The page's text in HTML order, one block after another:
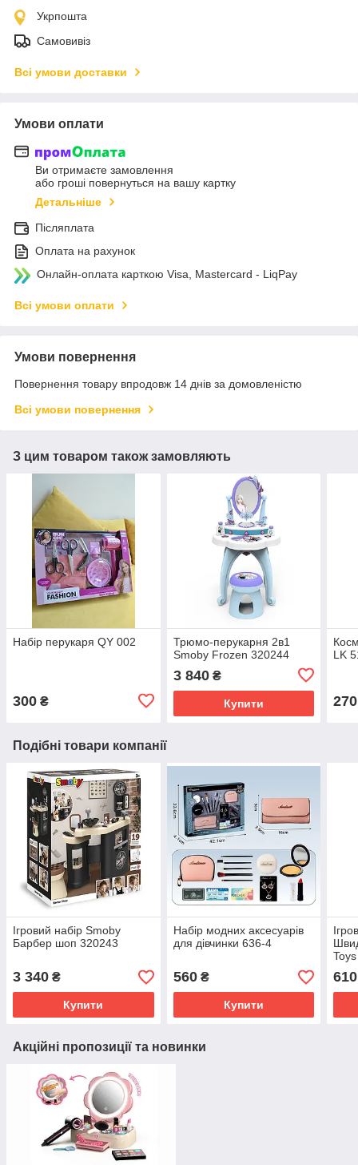
Укрпошта
Самовивіз
Всі умови доставки
Умови оплати
Ви отримаєте замовлення
або гроші повернуться на вашу картку
Детальніше
Післяплата
Оплата на рахунок
Онлайн-оплата карткою Visa, Mastercard - LiqPay
Всі умови оплати
Умови повернення
Повернення товару впродовж 14 днів за домовленістю
Всі умови повернення
З цим товаром також замовляють
Набір перукаря QY 002
300 ₴
Трюмо-перукарня 2в1
Smoby Frozen 320244
3 840₴
Купити
LK
270
Подібні товари компанії
Ігровий набір Smoby
Барбер шоп 320243
3 340 ₴
Купити
Набір модних аксесуарів
для дівчинки 636-4
560₴
Купити
610
Акційні пропозиції та новинки